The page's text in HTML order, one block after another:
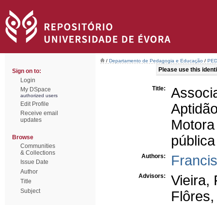
Sign on to:
Login
My DSpace
authorized users
Edit Profile
Receive email
updates
Browse
Communities
& Collections
Issue Date
Author
Title
Subject
/ Departamento de Pedagogia e Educação /
Please use this
Title:
pública
Authors:
Advisors:
Vieira,